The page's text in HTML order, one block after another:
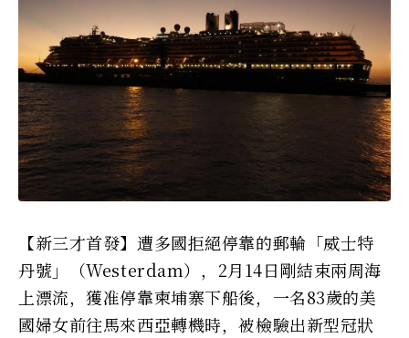
【新三才首發】遭多國拒絕停靠的郵輪「威士特
丹號」（Westerdam），2月14日剛結束兩周海
上漂流，獲准停靠柬埔寨下船後，一名83歲的美
國婦女前往馬來西亞轉機時，被檢驗出新型冠狀